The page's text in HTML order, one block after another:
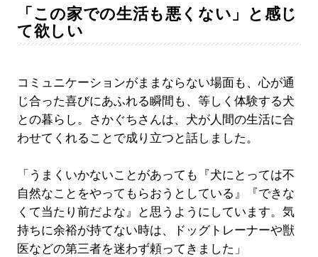
「この家での生活も悪くない」と感じ
て欲しい
コミュニケーションがままならない場面も、心が通
じ合った喜びにあふれる瞬間も、等しく体験する犬
との暮らし。さかぐちさんは、犬が人間の生活に合
わせてくれることで成り立つと話しました。
「うまくいかないことがあっても『犬にとっては不
自然なことをやってもらおうとしている』『できな
くて当たり前だよな』と思うようにしています。気
持ちに余裕が持てない時は、ドッグトレーナーや獣
医などの第三者を迷わず頼ってきました」